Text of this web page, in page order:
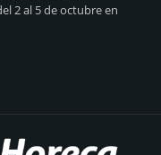
2 al 5 de octubre en